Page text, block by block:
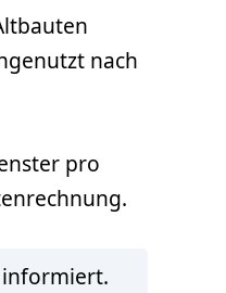
nach
pro
informiert.